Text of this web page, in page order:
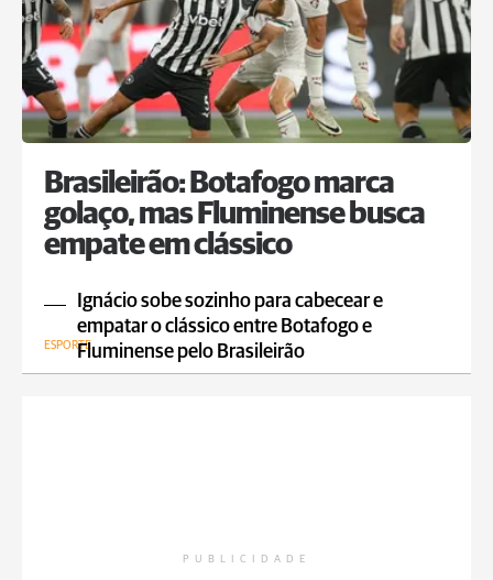
Brasileirão: Botafogo marca
golaço, mas Fluminense busca
empate em clássico
Ignácio sobe sozinho para cabecear e
empatar o clássico entre Botafogo e
Fluminense pelo Brasileirão
ESPORTE
PUBLICIDADE